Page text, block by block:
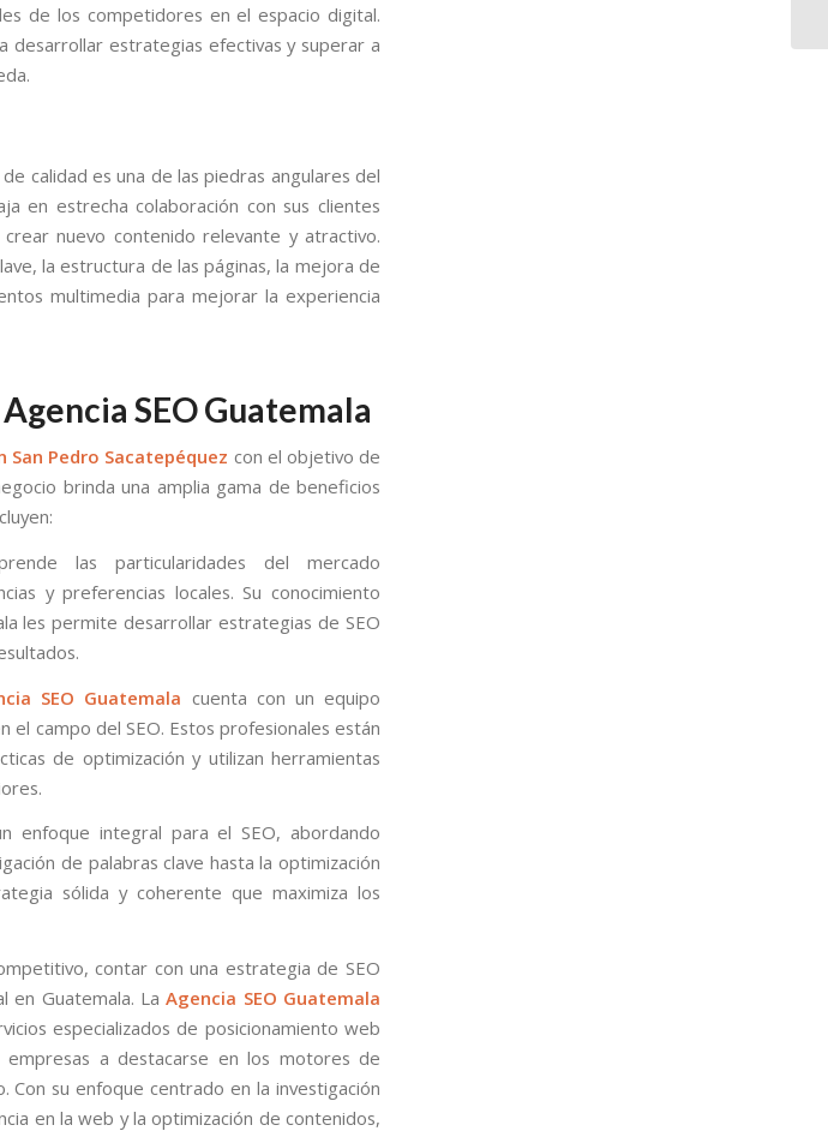
de los competidores en el espacio digital.
desarrollar estrategias efectivas y superar a
calidad es una de las piedras angulares del
en estrecha colaboración con sus clientes
nuevo contenido relevante y atractivo.
la estructura de las páginas, la mejora de
multimedia para mejorar la experiencia
SEO Guatemala
San Pedro Sacatepéquez con el objetivo de
brinda una amplia gama de beneficios
las particularidades del mercado
y preferencias locales. Su conocimiento
les permite desarrollar estrategias de SEO
SEO Guatemala cuenta con un equipo
campo del SEO. Estos profesionales están
de optimización y utilizan herramientas
enfoque integral para el SEO, abordando
de palabras clave hasta la optimización
sólida y coherente que maximiza los
contar con una estrategia de SEO
en Guatemala. LaAgencia SEO Guatemala
especializados de posicionamiento web
a destacarse en los motores de
Con su enfoque centrado en la investigación
en la web y la optimización de contenidos,